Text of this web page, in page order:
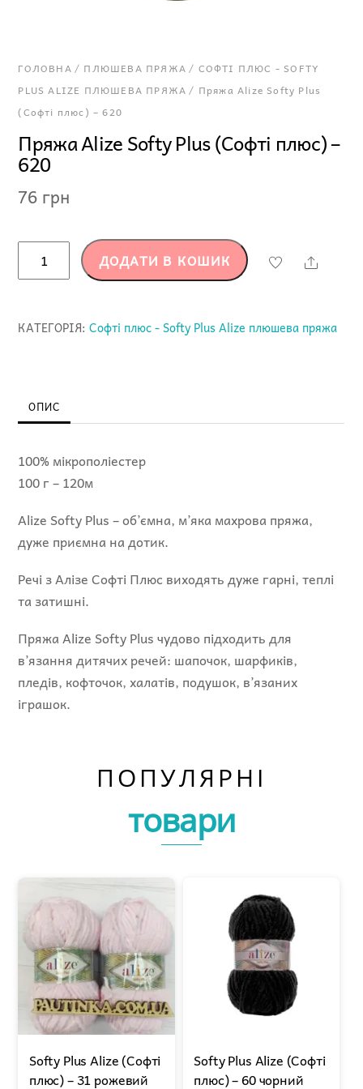
ГОЛОВНА/ ПЛЮШЕВА ПРЯЖА / СОФТІ ПЛЮС - SOFTY
PLUS ALIZE ПЛЮШЕВА ПРЯЖА / Пряжа Alize Softy Plus
(Софті плюс) – 620
Пряжа Alize Softy Plus (Софті плюс) –
620
76 грн
Alize
(Софті
620
кількість
ДОДАТИ В КОШИК Share
КАТЕГОРІЯ:Софті плюс - Softy Plus Alize плюшева пряжа
ОПИС
100% мікрополіестер
100 г – 120м
Alize Softy Plus – об’ємна, м’яка махрова пряжа,
дуже приємна на дотик.
Речі з Алізе Софті Плюс виходять дуже гарні, теплі
та затишні.
Пряжа Alize Softy Plus чудово підходить для
в’язання дитячих речей: шапочок, шарфиків,
пледів, кофточок, халатів, подушок, в’язаних
іграшок.
ПОПУЛЯРНІ
товари
Softy Plus Alize (Софті
плюс) – 31 рожевий
Softy Plus Alize (Софті
плюс) – 60 чорний